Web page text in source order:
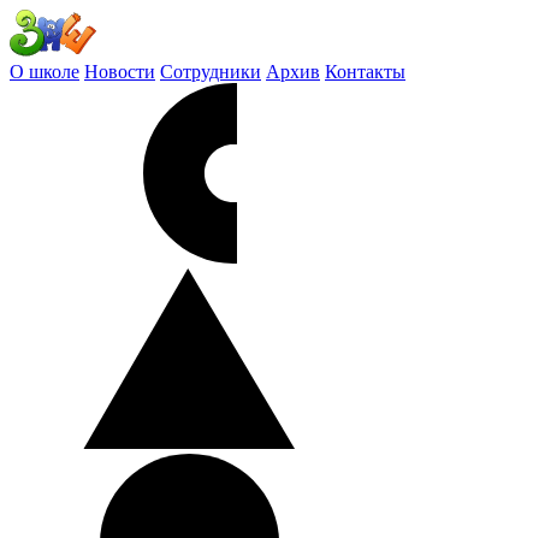
О школе Новости Сотрудники Архив Контакты